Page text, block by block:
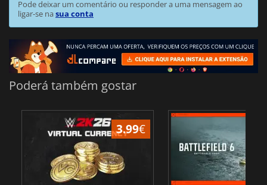
Pode deixar um comentário ou responder a uma mensagem ao
ligar-se nasua conta
Poderá também gostar
3.99€